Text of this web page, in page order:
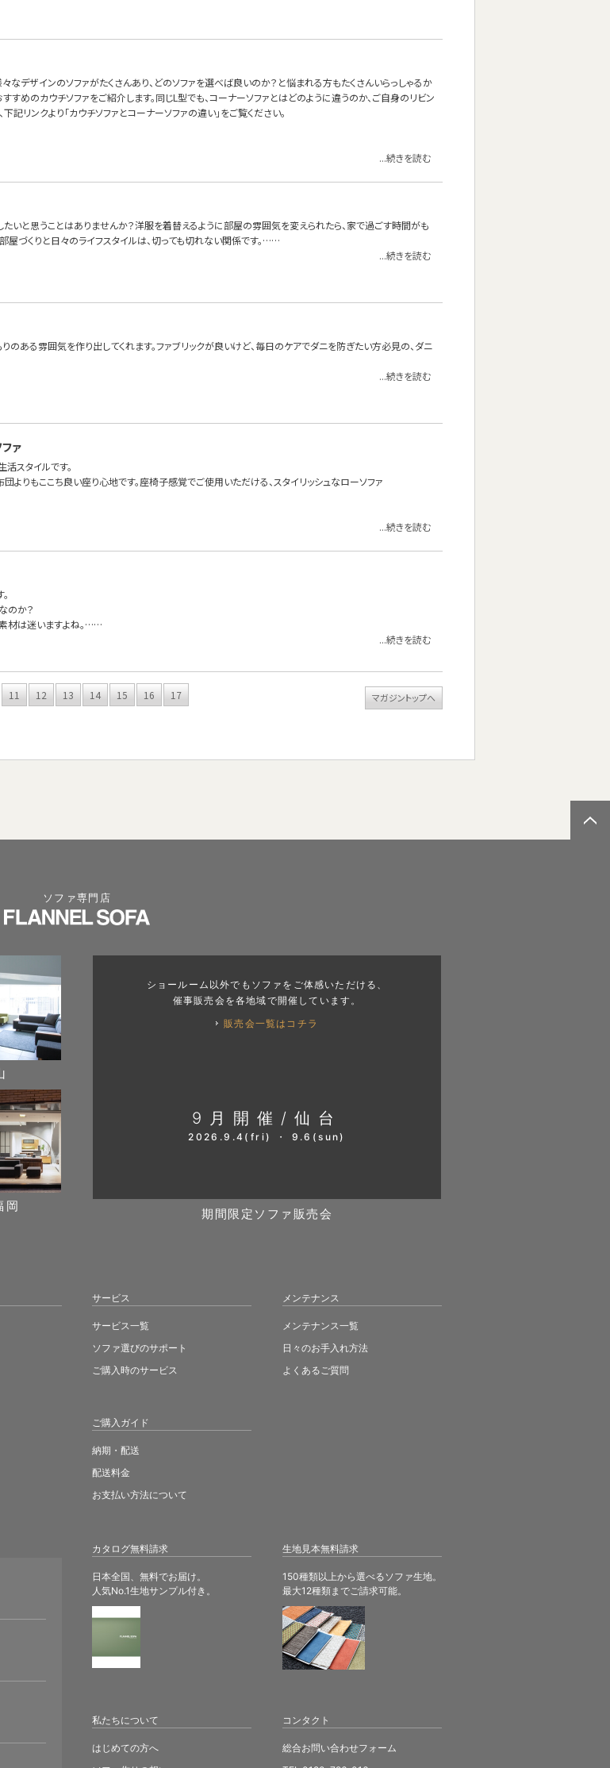
々なデザインのソファがたくさんあり、どのソファを選べば良いのか？と悩まれる方もたくさんいらっしゃるか
すすめのカウチソファをご紹介します。同じL型でも、コーナーソファとはどのように違うのか、ご自身のリビン
リンクより「カウチソファとコーナーソファの違い」をご覧ください。
...続きを読む
いと思うことはありませんか？洋服を着替えるように部屋の雰囲気を変えられたら、家で過ごす時間がも
屋づくりと日々のライフスタイルは、切っても切れない関係です。……
...続きを読む
のある雰囲気を作り出してくれます。ファブリックが良いけど、毎日のケアでダニを防ぎたい方必見の、ダニ
...続きを読む
ァ
スタイルです。
よりもここち良い座り心地です。座椅子感覚でご使用いただける、スタイリッシュなローソファ
...続きを読む
のか？
材は迷いますよね。……
...続きを読む
11 12 13 14 15 16
17
マガジントップへ
ソファ専門店
カタログ無料請求
日本全国、無料でお届け。
人気No.1生地サンプル付き。
生地見本無料請求
150種類以上から選べるソファ生地。
最大12種類までご請求可能。
岡
ショールーム以外でもソファをご体感いただける、
催事販売会を各地域で開催しています。
販売会一覧はコチラ
9月開催/仙台
2026.9.4(fri) ・ 9.6(sun)
期間限定ソファ販売会
サービス
サービス一覧
ソファ選びのサポート
ご購入時のサービス
ご購入ガイド
納期・配送
配送料金
お支払い方法について
メンテナンス
メンテナンス一覧
日々のお手入れ方法
よくあるご質問
私たちについて
はじめての方へ
ソファ作りの想い
コンタクト
総合お問い合わせフォーム
TEL 0120-796-016